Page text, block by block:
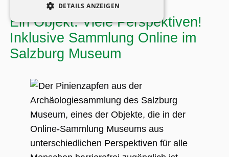
Ein Objekt. Viele Perspektiven!
Inklusive Sammlung Online im
Salzburg Museum
DETAILS ANZEIGEN
UNBEDINGT ERFORDERLICH
PERFORMANCE
PERSONALISIERUNG
FUNKTIONALITÄT
Unbedingt erforderlich
Performance
Personalisierung
Funktionalität